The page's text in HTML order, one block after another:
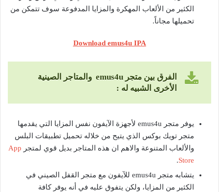
الكثير من الألعاب المهكرة والمزايا المدفوعة سوف تتمكن من
تحميلها مجاناً.
Download emus4u IPA
الفرق بين متجر emus4u والمتاجر الصينية
الأخرى الشبيه له :
يوفر متجر emus4u لأجهزة الآيفون نفس المزايا التي يقدمها
متجر تويك بوكس الذي يتيح من خلاله تحميل تطبيقات البلس
والألعاب المتنوعة والاهم ان هذه المتاجر بديل قوي لمتجر App
Store
.
يتشابه متجر emus4u للآيفون مع متجر القفل الصيني في
الكثير من المزايا، ولكن يتفوق عليه في أنه يوفر كافة